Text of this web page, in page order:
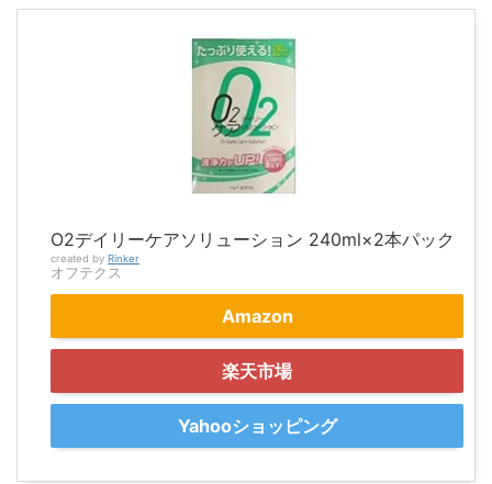
O2デイリーケアソリューション 240ml×2本パック
created by Rinker
オフテクス
Amazon
楽天市場
Yahooショッピング